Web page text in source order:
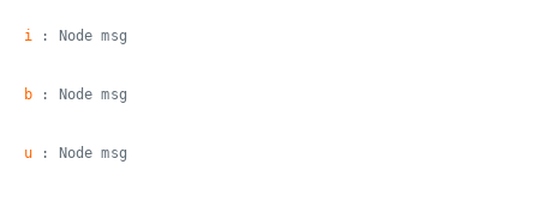
i : Node msg
b : Node msg
u : Node msg